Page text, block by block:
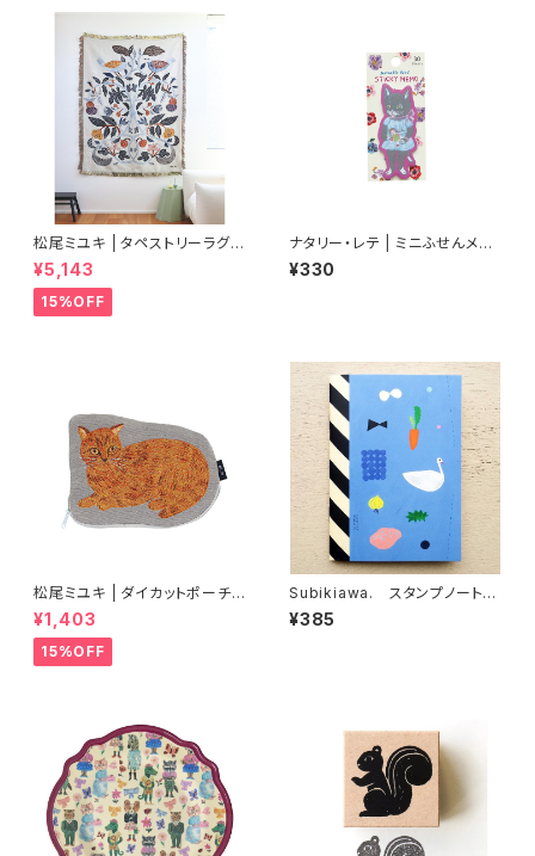
松尾ミユキ | タペストリーラグ
プランツバード アイボリー | Ta
pestry rug Plants-Bird IV
¥5,143
15%OFF
ナタリー・レテ | ミニふせんメモ
ブラックキャット | Mini Sticky
memo Black cat
¥330
松尾ミユキ | ダイカットポーチ |
Diecut pouch Shima
¥1,403
15%OFF
Subikiawa. スタンプノート
Life Objects
¥385